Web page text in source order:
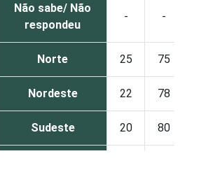
Não sabe/ Não
respondeu
- -
Norte 25 75
Nordeste 22 78
Sudeste 20 80